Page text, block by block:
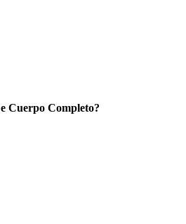
Cuerpo Completo?